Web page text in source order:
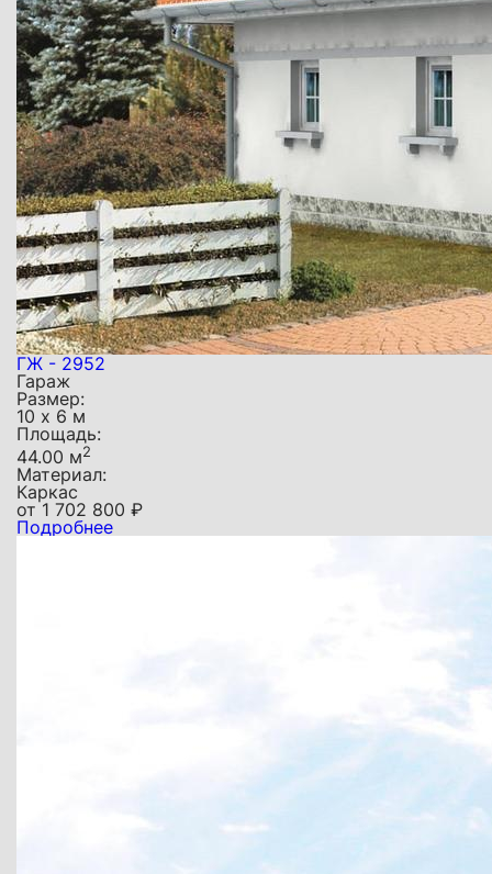
ГЖ - 2952
Гараж
Размер:
10 х 6 м
Площадь:
44.00 м2
Материал:
Каркас
от1 702 800 ₽
Подробнее